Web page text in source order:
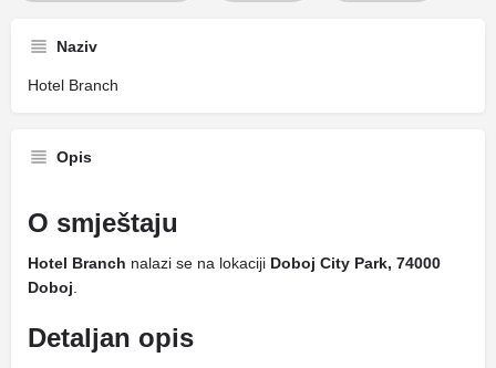
Naziv
Hotel Branch
Opis
O smještaju
Hotel Branch nalazi se na lokaciji Doboj City Park, 74000
Doboj
Detaljan opis